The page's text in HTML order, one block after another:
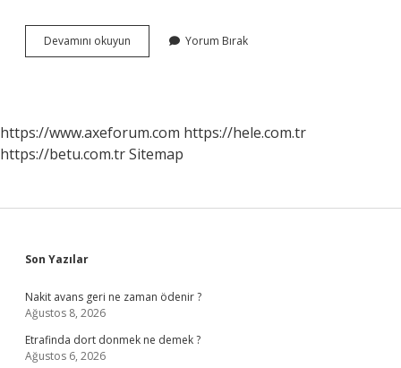
Devamını okuyun
Dünya
Yorum Bırak
https://www.axeforum.com https://hele.com.tr
https://betu.com.trSitemap
Sidebar
Son Yazılar
Nakit avans geri ne zaman ödenir ?
Ağustos 8, 2026
Etrafinda dort donmek ne demek ?
Ağustos 6, 2026